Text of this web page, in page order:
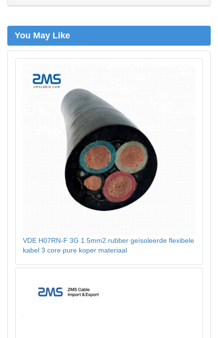
n
You May Like
VDE H07RN-F 3G 1.5mm2 rubber geïsoleerde flexibele
kabel 3 core pure koper materiaal